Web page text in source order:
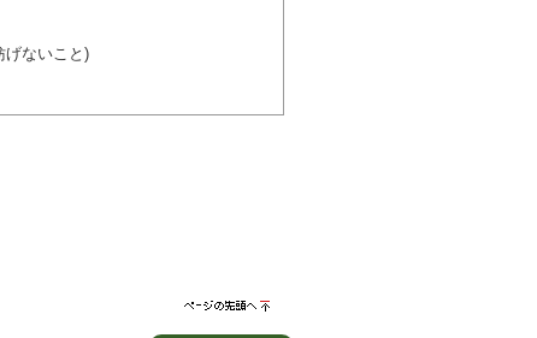
げないこと)
設を利用しながら他の利用者と、地
ださい。